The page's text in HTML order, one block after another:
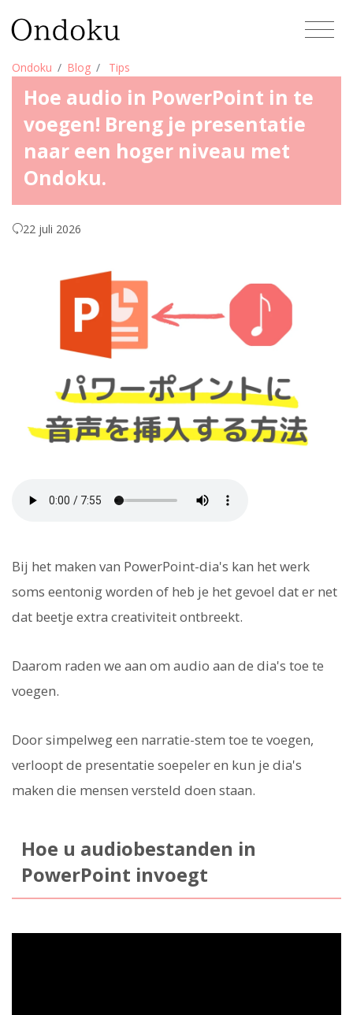
Ondoku Blog Tips
Hoe audio in PowerPoint in te
voegen! Breng je presentatie
naar een hoger niveau met
Ondoku.
22 juli 2026
Bij het maken van PowerPoint-dia's kan het werk
soms eentonig worden of heb je het gevoel dat er net
dat beetje extra creativiteit ontbreekt.
Daarom raden we aan om audio aan de dia's toe te
voegen.
Door simpelweg een narratie-stem toe te voegen,
verloopt de presentatie soepeler en kun je dia's
maken die mensen versteld doen staan.
Hoe u audiobestanden in
PowerPoint invoegt